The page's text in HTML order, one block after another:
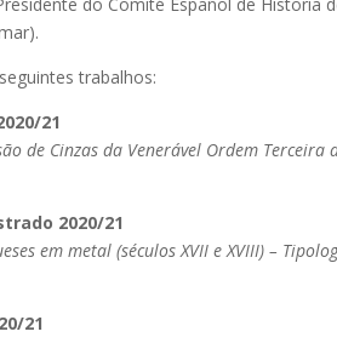
trabalhos:
21
de Cinzas da Venerável Ordem
2020/21
em metal (séculos XVII e XVIII) –
21